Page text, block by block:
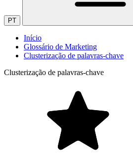
PT
Início
Glossário de Marketing
Clusterização de palavras-chave
Clusterização de palavras-chave